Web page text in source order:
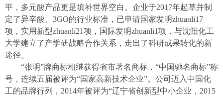
平，多元酸产品更是填补世界空白 。企业于2017年起草并制
定了异辛酸、3GO的行业标准， 已申请国家发明zhuanli17
项，实用新型zhuanli21项，国际发明zhuanli1项， 与沈阳化工
大学建立了产学研战略合作关系 ，走出了科研成果转化的新
途径。
“张明”牌商标相继获得省市著名商标，“中国驰名商标”称
号，连续五届被评为“国家高新技术企业”。公司迈入中国化
工的品牌行列，2014年被评为“辽宁省创新型中小企业，2015